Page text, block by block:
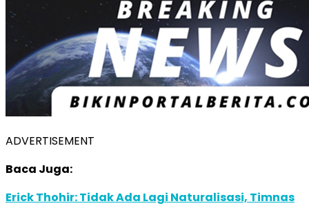
ADVERTISEMENT
Baca Juga:
Erick Thohir: Tidak Ada Lagi Naturalisasi, Timnas